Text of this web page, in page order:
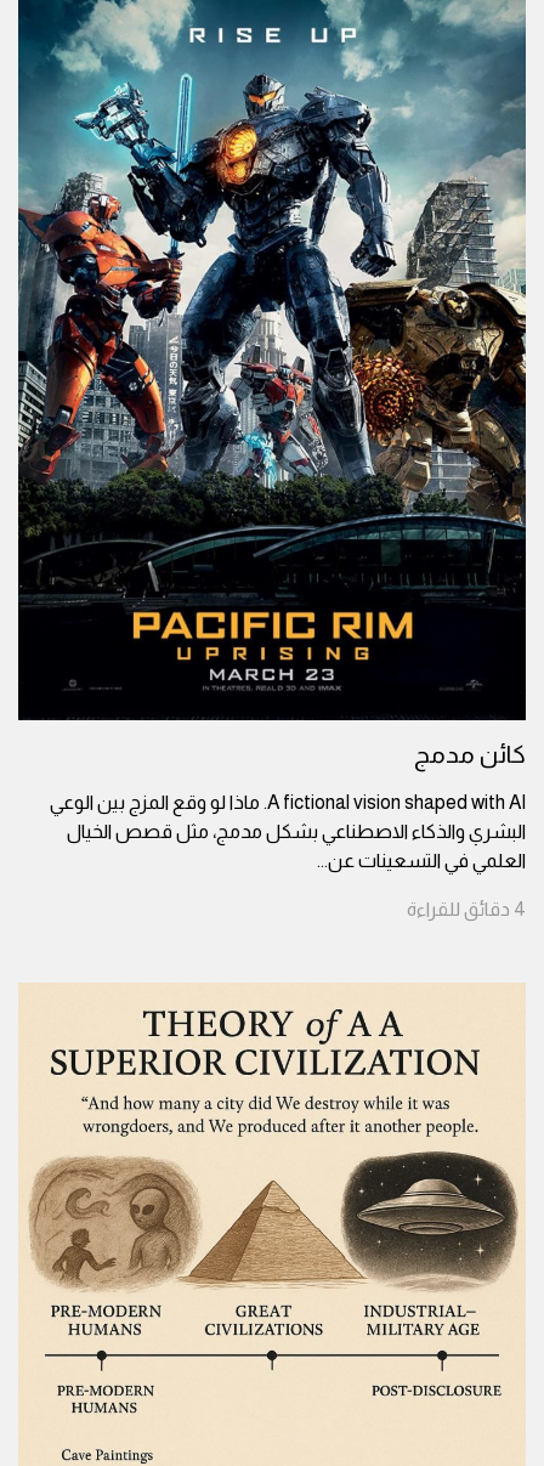
كائن مدمج
A fictional vision shaped with AI. ماذا لو وقع المزج بين الوعي
البشري والذكاء الاصطناعي بشكل مدمج، مثل قصص الخيال
العلمي في التسعينات عن...
4 دقائق للقراءة